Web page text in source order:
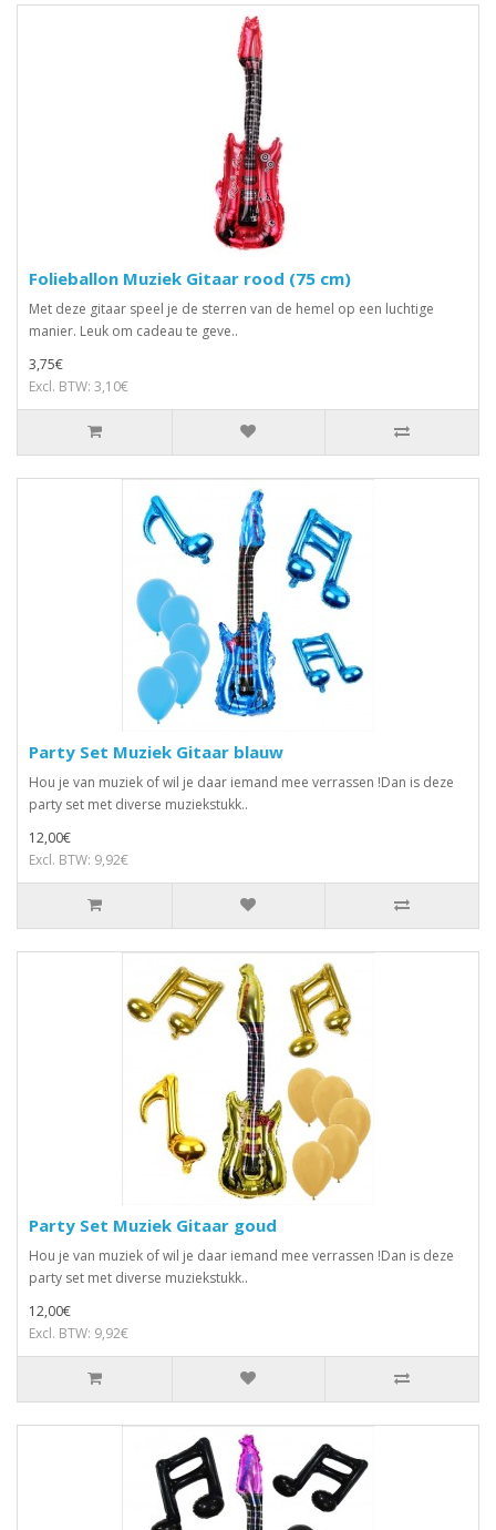
Folieballon Muziek Gitaar rood (75 cm)
Met deze gitaar speel je de sterren van de hemel op een luchtige
manier. Leuk om cadeau te geve..
3,75€
Excl. BTW: 3,10€
Party Set Muziek Gitaar blauw
Hou je van muziek of wil je daar iemand mee verrassen !Dan is deze
party set met diverse muziekstukk..
12,00€
Excl. BTW: 9,92€
Party Set Muziek Gitaar goud
Hou je van muziek of wil je daar iemand mee verrassen !Dan is deze
party set met diverse muziekstukk..
12,00€
Excl. BTW: 9,92€